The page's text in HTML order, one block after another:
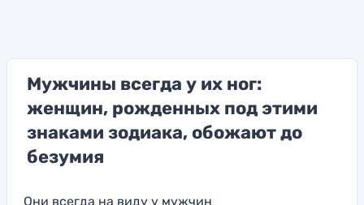
Мужчины всегда у их ног:
женщин, рожденных под этими
знаками зодиака, обожают до
безумия
Они всегда на виду у мужчин